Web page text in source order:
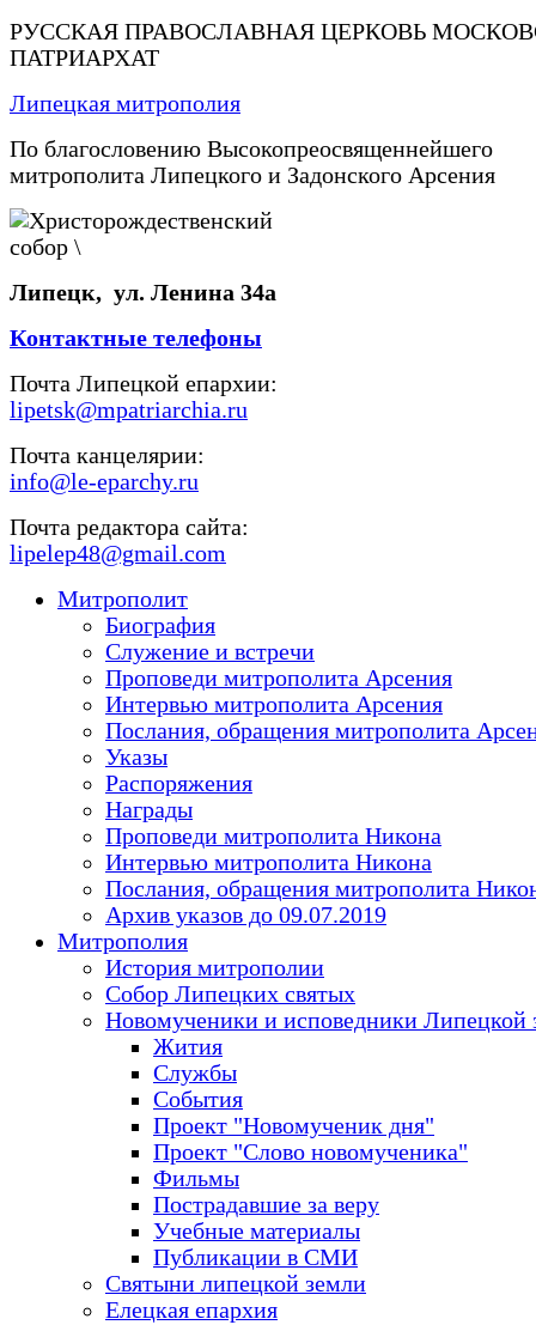
РУССКАЯ ПРАВОСЛАВНАЯ ЦЕРКОВЬ
ПАТРИАРХАТ
Липецкая митрополия
По благословению Высокопреосвященнейшего
митрополита Липецкого и Задонского Арсения
Липецк, ул. Ленина 34а
Контактные телефоны
Почта Липецкой епархии:
lipetsk@mpatriarchia.ru
Почта канцелярии:
info@le-eparchy.ru
Почта редактора сайта:
lipelep48@gmail.com
Митрополит
Биография
Служение и встречи
Проповеди митрополита Арсения
Интервью митрополита Арсения
Послания, обращения митрополита
Указы
Распоряжения
Награды
Проповеди митрополита Никона
Интервью митрополита Никона
Послания, обращения митрополита
Архив указов до 09.07.2019
Митрополия
История митрополии
Собор Липецких святых
Новомученики и исповедники Липецкой
Жития
Службы
События
Проект "Новомученик дня"
Проект "Слово новомученика"
Фильмы
Пострадавшие за веру
Учебные материалы
Публикации в СМИ
Святыни липецкой земли
Елецкая епархия